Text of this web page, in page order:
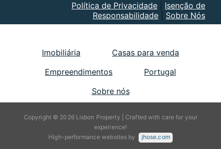
Política de Privacidade
Isenção de
Responsabilidade
Sobre Nós
Imobiliária
Casas para venda
Empreendimentos
Portugal
Sobre nós
Copyright © 2026 Lisbon Property | Crafted with care for your
experience!
High-performance websites by
jhose.com